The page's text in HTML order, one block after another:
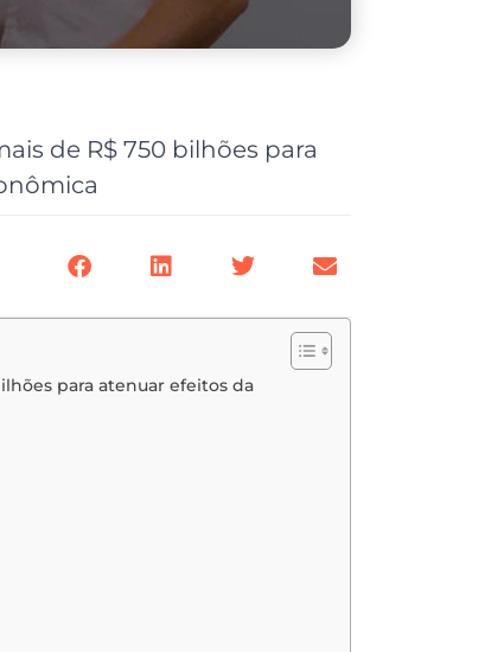
de R$ 750 bilhões para
para atenuar efeitos da